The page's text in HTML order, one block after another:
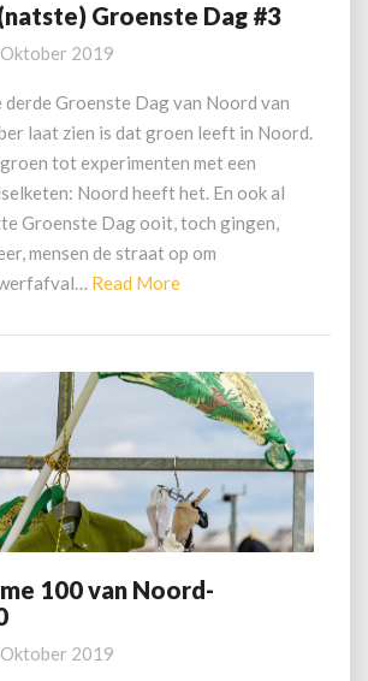
Groenste Dag #3
2019
derde Groenste Dag van Noord van
laat zien is dat groen leeft in Noord.
tot experimenten met een
Noord heeft het. En ook al
Groenste Dag ooit, toch gingen,
mensen de straat op om
Read MoreRead
100 van Noord-
2019